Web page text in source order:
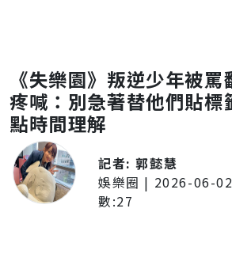
《失樂園》叛逆少年被
疼喊：別急著替他們貼
點時間理解
記者:郭懿慧
娛樂圈 | 2026-06-
數:27